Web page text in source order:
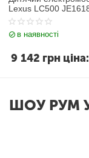
Lexus LC500
в наявності
9 142 грн ціна:
ШОУ РУМ